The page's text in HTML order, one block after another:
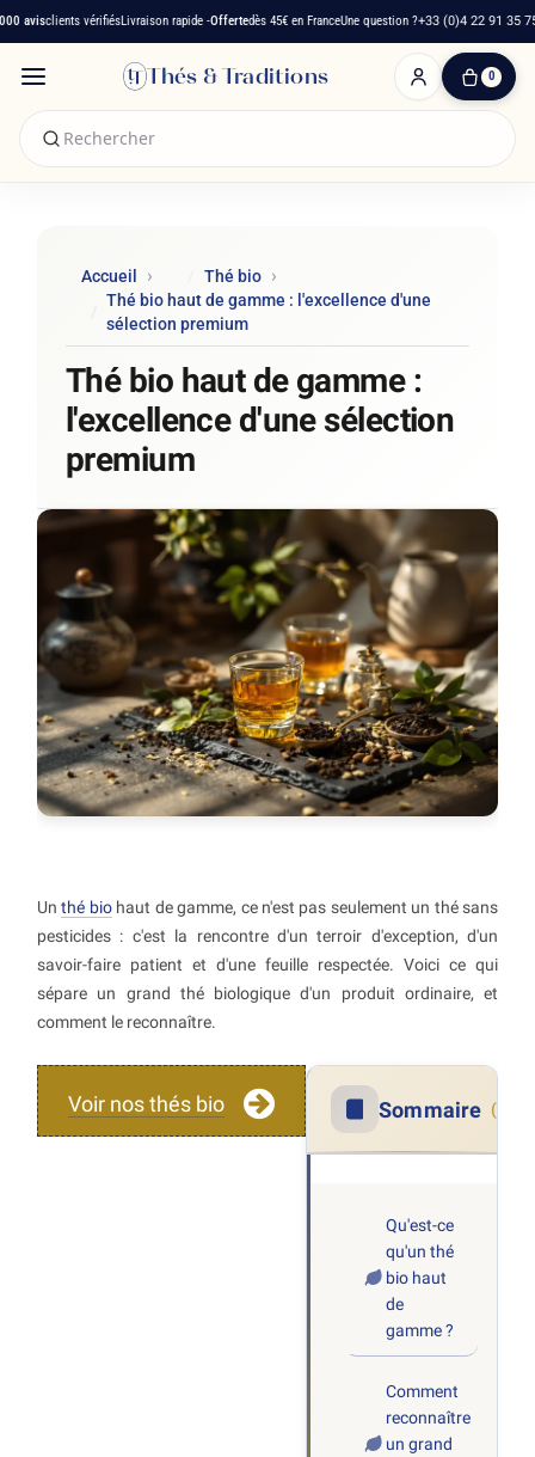
avisclients vérifiésLivraison rapide -Offertedès 45€ en FranceUne question ?+33 (0)4 22 91 35 75
Thés & Traditions 0
0
Accueil
Thé bio
Thé bio haut de gamme : l'excellence d'une
sélection premium
Thé bio haut de gamme :
l'excellence d'une sélection
premium
Unthé biohaut de gamme, ce n'est pas seulement un thé sans
pesticides : c'est la rencontre d'un terroir d'exception, d'un
savoir-faire patient et d'une feuille respectée. Voici ce qui
sépare un grand thé biologique d'un produit ordinaire, et
comment le reconnaître.
Voir nos thés bio Sommaire (3)
Qu'est-ce
qu'un thé
bio haut
de
gamme ?
Comment
reconnaître
un grand